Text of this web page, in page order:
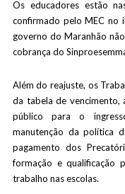
Os educadores estão
confirmado pelo MEC no
governo do Maranhão
cobrança do
Além do reajuste, os
da tabela de vencimento,
público para o
manutenção da política
pagamento dos
formação e qualificação
trabalho nas escolas.